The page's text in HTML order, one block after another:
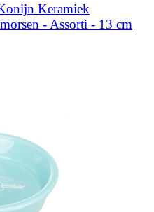
Keramiek
- Assorti - 13 cm